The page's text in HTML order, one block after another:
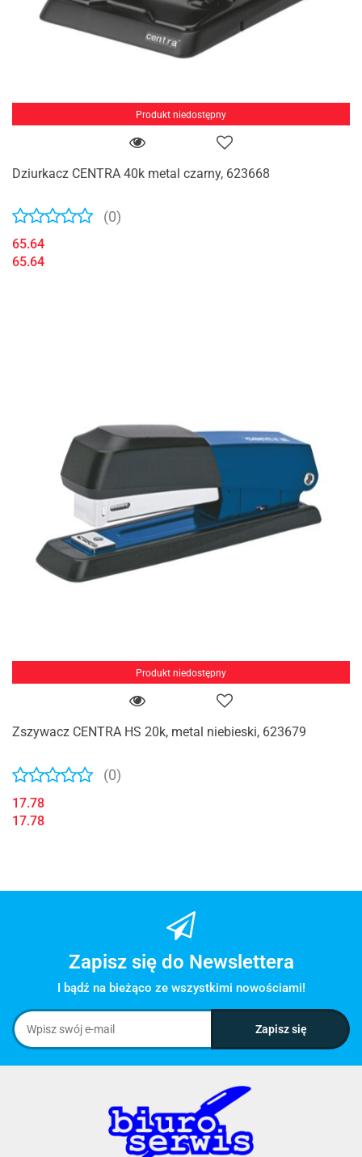
Produkt niedostępny
Dziurkacz CENTRA 40k metal czarny, 623668
(0)
65.64
65.64
Produkt niedostępny
Zszywacz CENTRA HS 20k, metal niebieski, 623679
(0)
17.78
17.78
Zapisz się do Newslettera
I bądź na bieżąco ze wszystkimi nowościami!